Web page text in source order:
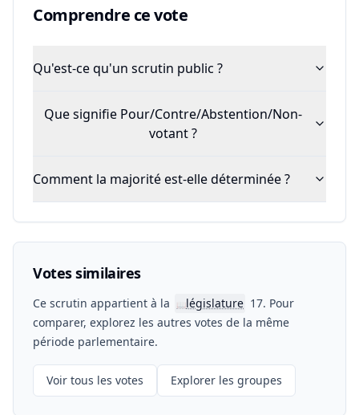
Comprendre ce vote
Qu'est-ce qu'un scrutin public ?
Que signifie Pour/Contre/Abstention/Non-
votant ?
Comment la majorité est-elle déterminée ?
Votes similaires
Ce scrutin appartient à la 📖législature 17. Pour
comparer, explorez les autres votes de la même
période parlementaire.
Voir tous les votes Explorer les groupes